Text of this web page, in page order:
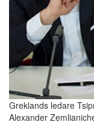
Greklands ledare
Alexander